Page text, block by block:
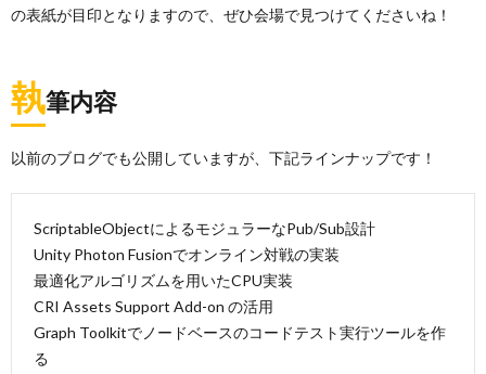
の表紙が目印となりますので、ぜひ会場で見つけてくださいね！
執筆内容
以前のブログでも公開していますが、下記ラインナップです！
ScriptableObjectによるモジュラーなPub/Sub設計
Unity Photon Fusionでオンライン対戦の実装
最適化アルゴリズムを用いたCPU実装
CRI Assets Support Add-on の活用
Graph Toolkitでノードベースのコードテスト実行ツールを作
る